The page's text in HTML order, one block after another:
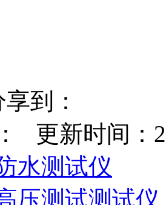
到：
更新时间：
水测试仪
压测试测试仪